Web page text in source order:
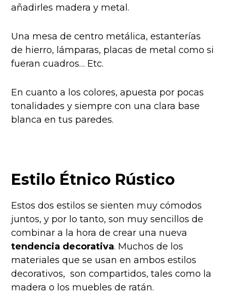
añadirles madera y metal.
Una mesa de centro metálica, estanterías
de hierro, lámparas, placas de metal como si
fueran cuadros… Etc.
En cuanto a los colores, apuesta por pocas
tonalidades y siempre con una clara base
blanca en tus paredes.
Estilo Étnico Rústico
Estos dos estilos se sienten muy cómodos
juntos, y por lo tanto, son muy sencillos de
combinar a la hora de crear una nueva
tendencia decorativa. Muchos de los
materiales que se usan en ambos estilos
decorativos, son compartidos, tales como la
madera o los muebles de ratán.